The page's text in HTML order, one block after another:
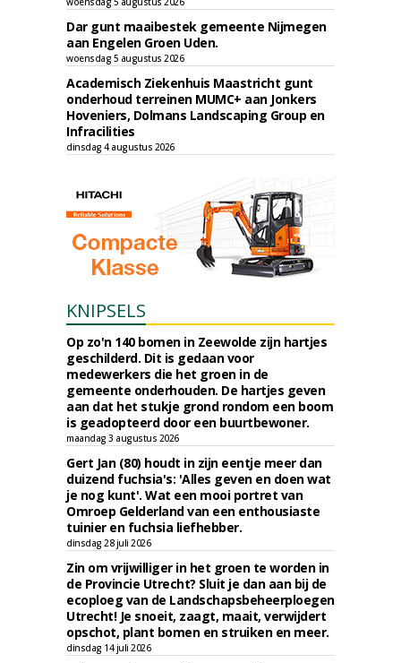
Dar gunt maaibestek gemeente Nijmegen
aan Engelen Groen Uden.
woensdag 5 augustus 2026
Academisch Ziekenhuis Maastricht gunt
onderhoud terreinen MUMC+ aan Jonkers
Hoveniers, Dolmans Landscaping Group en
Infracilities
dinsdag 4 augustus 2026
KNIPSELS
Op zo'n 140 bomen in Zeewolde zijn hartjes
geschilderd. Dit is gedaan voor
medewerkers die het groen in de
gemeente onderhouden. De hartjes geven
aan dat het stukje grond rondom een boom
is geadopteerd door een buurtbewoner.
maandag 3 augustus 2026
Gert Jan (80) houdt in zijn eentje meer dan
duizend fuchsia's: 'Alles geven en doen wat
je nog kunt'. Wat een mooi portret van
Omroep Gelderland van een enthousiaste
tuinier en fuchsia liefhebber.
dinsdag 28 juli 2026
Zin om vrijwilliger in het groen te worden in
de Provincie Utrecht? Sluit je dan aan bij de
ecoploeg van de Landschapsbeheerploegen
Utrecht! Je snoeit, zaagt, maait, verwijdert
opschot, plant bomen en struiken en meer.
dinsdag 14 juli 2026